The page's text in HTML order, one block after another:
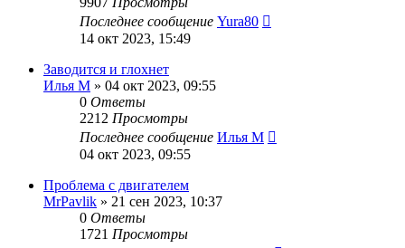
Последнее сообщение Yura80
14 окт 2023, 15:49
Заводится и глохнет
Илья М » 04 окт 2023, 09:55
0 Ответы
2212 Просмотры
Последнее сообщение Илья М
04 окт 2023, 09:55
Проблема с двигателем
MrPavlik » 21 сен 2023, 10:37
0 Ответы
1721 Просмотры